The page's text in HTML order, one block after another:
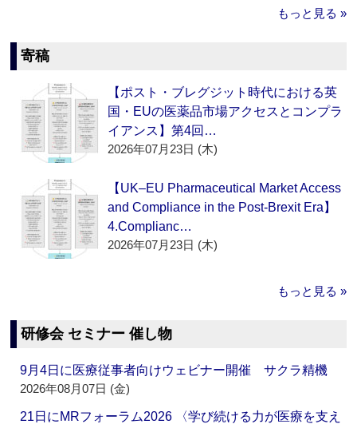
もっと見る »
寄稿
【ポスト・ブレグジット時代における英
国・EUの医薬品市場アクセスとコンプラ
イアンス】第4回…
2026年07月23日 (木)
【UK–EU Pharmaceutical Market Access
and Compliance in the Post-Brexit Era】
4.Complianc…
2026年07月23日 (木)
もっと見る »
研修会 セミナー 催し物
9月4日に医療従事者向けウェビナー開催 サクラ精機
2026年08月07日 (金)
21日にMRフォーラム2026 〈学び続ける力が医療を支え